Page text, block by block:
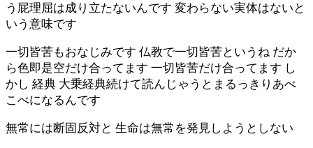
う屁理屈は成り立たないんです 変わらない実体はないと
いう意味です
一切皆苦もおなじみです 仏教で一切皆苦というね だか
ら色即是空だけ合ってます 一切皆苦だけ合ってます し
かし 経典 大乗経典続けて読んじゃうとまるっきりあべ
こべになるんです
無常には断固反対と 生命は無常を発見しようとしない